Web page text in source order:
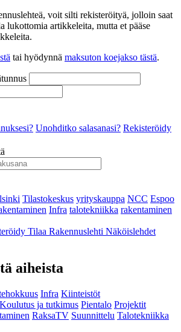
voit silti rekisteröityä, jolloin saat
lukottomia artikkeleita, mutta et pääse
tai hyödynnä maksuton koejakso tästä.
Unohditko salasanasi? Rekisteröidy
Tilastokeskus yrityskauppa NCC Espoo
Infra talotekniikka rakentaminen
Tilaa Rakennuslehti Näköislehdet
aiheista
Infra Kiinteistöt
Koulutus ja tutkimus Pientalo Projektit
RaksaTV Suunnittelu Talotekniikka